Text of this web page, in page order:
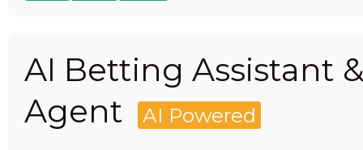
AI Betting Assistant
Agent
AI Powered